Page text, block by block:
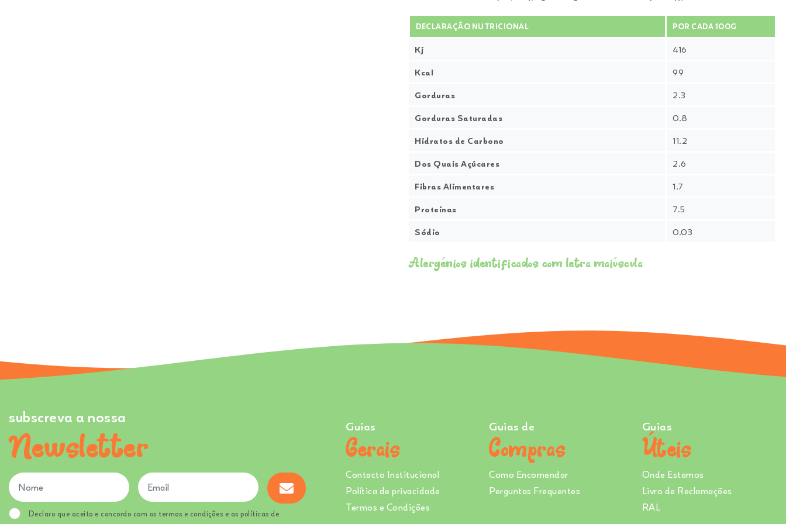
DECLARAÇÃO NUTRICIONAL POR CADA 100G
Kj 416
Kcal 99
Gorduras 2.3
Gorduras Saturadas 0.8
Hidratos de Carbono 11.2
Dos Quais Açúcares 2.6
Fibras Alimentares 1.7
Proteínas 7.5
Sódio 0.03
Alergénios identificados com letra maiúscula
subscreva a nossa
Newsletter
Declaro que aceito e concordo com os termos e condições e as políticas de
Guias
Gerais
Contacto Institucional
Política de privacidade
Termos e Condições
Guias de
Compras
Como Encomendar
Perguntas Frequentes
Guias
Úteis
Onde Estamos
Livro de Reclamações
RAL